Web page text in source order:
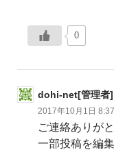
0
dohi-net[管理者]
2017年10月1日
ご連絡ありが
一部投稿を編